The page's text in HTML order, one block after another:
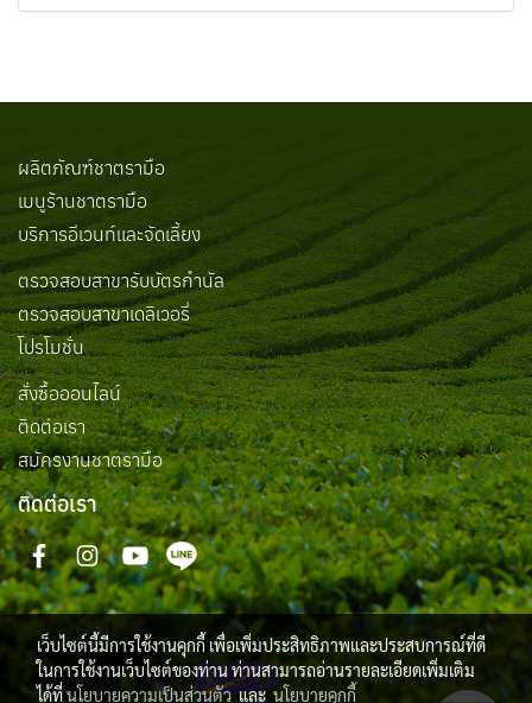
ผลิตภัณฑ์ชาตรามือ
เมนูร้านชาตรามือ
บริการอีเวนท์และจัดเลี้ยง
ตรวจสอบสาขารับบัตรกำนัล
ตรวจสอบสาขาเดลิเวอรี่
โปรโมชั่น
สั่งซื้อออนไลน์
ติดต่อเรา
สมัครงานชาตรามือ
ติดต่อเรา
เว็บไซต์นี้มีการใช้งานคุกกี้ เพื่อเพิ่มประสิทธิภาพและประสบการณ์ที่ดี
ในการใช้งานเว็บไซต์ของท่าน ท่านสามารถอ่านรายละเอียดเพิ่มเติม
ได้ที่นโยบายความเป็นส่วนตัวและนโยบายคุกกี้